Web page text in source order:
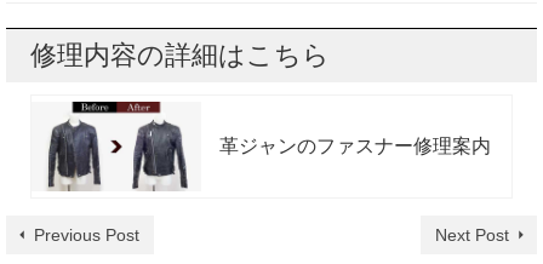
修理内容の詳細はこちら
革ジャンのファスナー修理案内
Previous Post Next Post